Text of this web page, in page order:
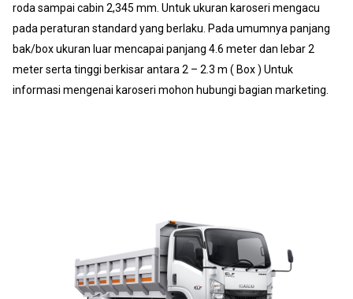
roda sampai cabin 2,345 mm. Untuk ukuran karoseri mengacu
pada peraturan standard yang berlaku. Pada umumnya panjang
bak/box ukuran luar mencapai panjang 4.6 meter dan lebar 2
meter serta tinggi berkisar antara 2 – 2.3 m ( Box ) Untuk
informasi mengenai karoseri mohon hubungi bagian marketing.